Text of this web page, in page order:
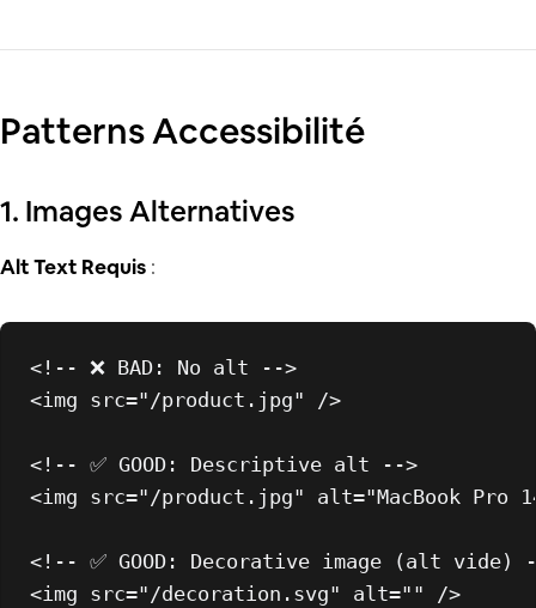
Patterns Accessibilité
1. Images Alternatives
Alt Text Requis :
<!-- ❌ BAD: No alt -->
<img src="/product.jpg" />
<!-- ✅ GOOD: Descriptive alt -->
<img src="/product.jpg" alt="MacBook
<!-- ✅ GOOD: Decorative image (alt vide)
<img src="/decoration.svg" alt="" />